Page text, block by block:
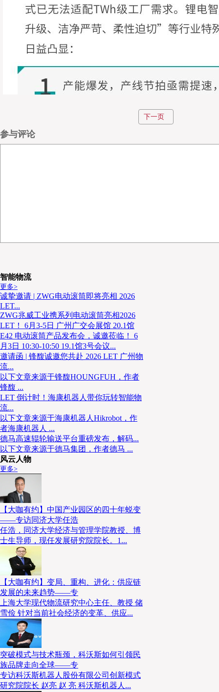
下一页
参与评论
智能物流
更多>
诚挚邀请 | ZWG电动滚筒即将亮相 2026
LET...
ZWG兆威工业携系列电动滚筒亮相2026
LET！ 6月3-5日 广州广交会展馆 20.1馆
E42 电动滚筒产品发布会，诚邀莅临！ 6
月3日 10:30-10:50 19.1馆3号会议...
邀请函 | 锋馥诚邀您共赴 2026 LET 广州物
流...
以下文章来源于锋馥HOUNGFUH，作者
锋馥 ...
LET 倒计时！海康机器人带你玩转智能物
流...
以下文章来源于海康机器人Hikrobot，作
者海康机器人 ...
德马高速辊轮输送平台重磅发布，解码...
以下文章来源于德马集团，作者德马 ...
风云人物
更多>
【大咖有约】中国产业园区的四十年蜕变
——专访同济大学任浩
任浩，同济大学经济与管理学院教授、博
士生导师，现任发展研究院院长。1...
【大咖有约】变局、重构、进化：供应链
发展的未来趋势——专
上海大学现代物流研究中心主任、教授 储
雪俭 针对当前社会经济的变革、供应...
突破模式与技术瓶颈，科沃斯如何引领民
族品牌走向全球——专
专访科沃斯机器人股份有限公司创新模式
研究院院长 赵亮 赵 亮 科沃斯机器人...